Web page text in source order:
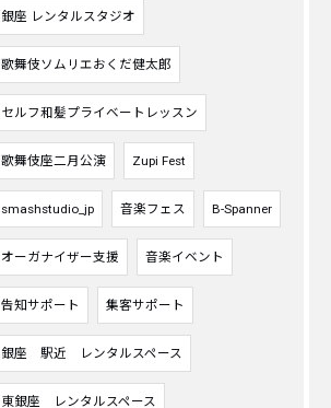
銀座 レンタルスタジオ
歌舞伎ソムリエおくだ健太郎
セルフ和髪プライベートレッスン
歌舞伎座二月公演 Zupi Fest
smashstudio_jp 音楽フェス B-Spanner
オーガナイザー支援 音楽イベント
告知サポート 集客サポート
銀座 駅近 レンタルスペース
東銀座 レンタルスペース